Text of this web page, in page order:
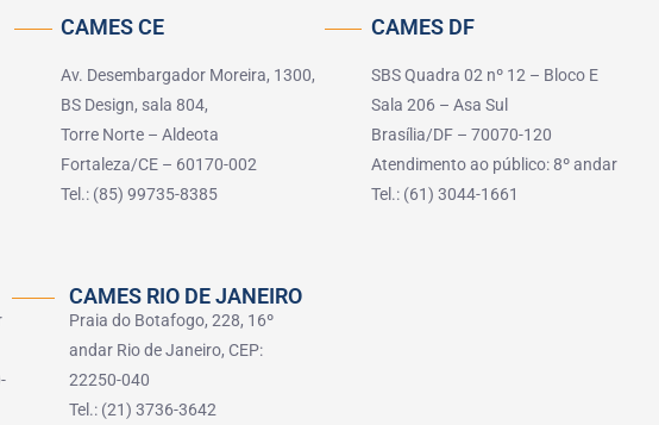
CAMES CE
Av. Desembargador Moreira, 1300,
BS Design, sala 804,
Torre Norte – Aldeota
Fortaleza/CE – 60170-002
Tel.: (85) 99735-8385
CAMES DF
SBS Quadra 02 nº 12 – Bloco E
Sala 206 – Asa Sul
Brasília/DF – 70070-120
Atendimento ao público: 8º andar
Tel.: (61) 3044-1661
CAMES RIO DE JANEIRO
Praia do Botafogo, 228, 16º
andar Rio de Janeiro, CEP:
22250-040
Tel.: (21) 3736-3642